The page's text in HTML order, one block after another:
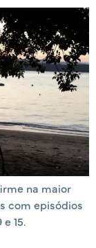
na maior
com episódios
15.